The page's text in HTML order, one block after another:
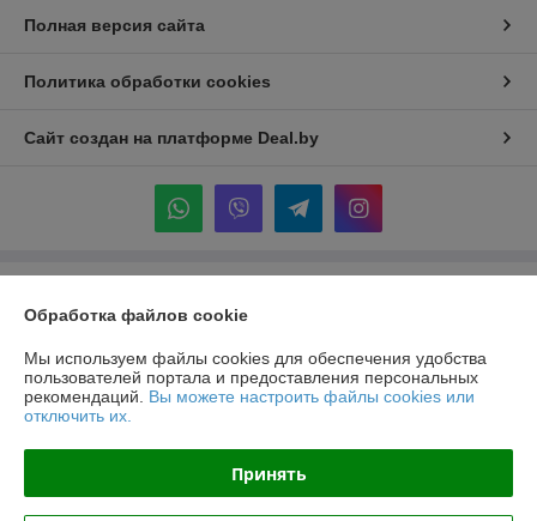
Полная версия сайта
Политика обработки cookies
Сайт создан на платформе Deal.by
г. Минск ул. Прушинских дом 6 , кв 133
Регистрационный номер ЕГР: 193513378
Регистрационный орган: Минский горисполком
Обработка файлов cookie
Мы используем файлы cookies для обеспечения удобства
пользователей портала и предоставления персональных
рекомендаций. Вы можете настроить файлы cookies или
отключить их.
Принять